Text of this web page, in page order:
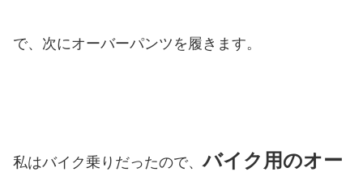
で、次にオーバーパンツを履きます。
私はバイク乗りだったので、バイク用のオー